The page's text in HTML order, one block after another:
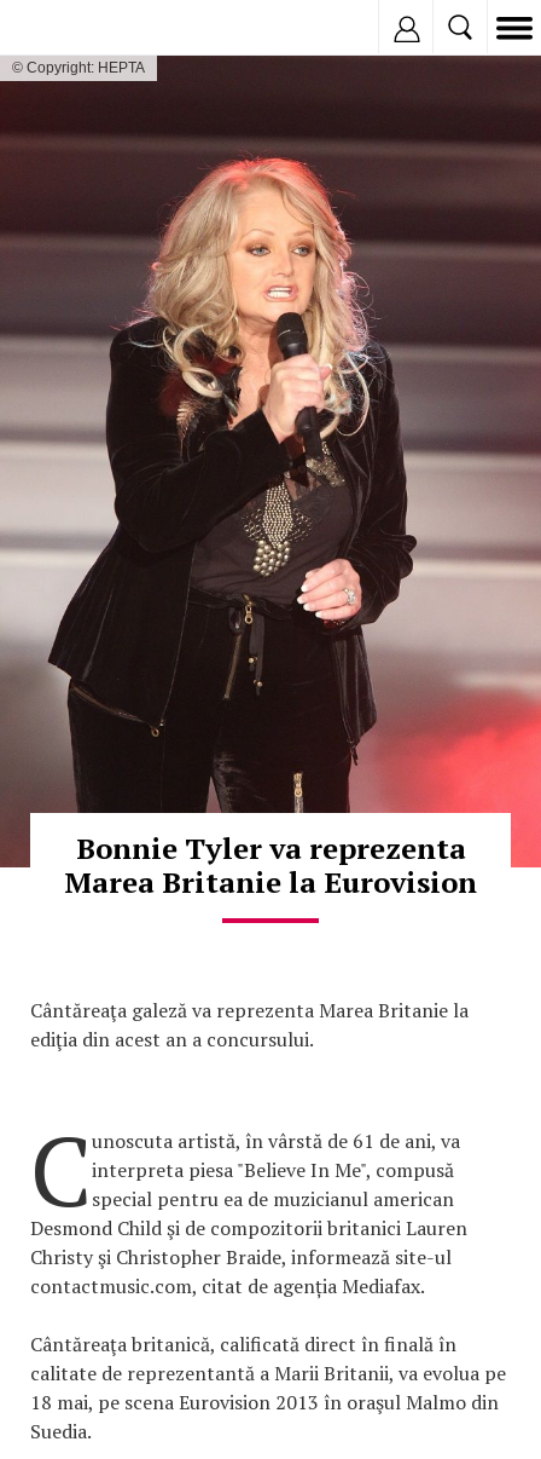
© Copyright: HEPTA
Bonnie Tyler va reprezenta
Marea Britanie la Eurovision
Cântăreaţa galeză va reprezenta Marea Britanie la
ediţia din acest an a concursului.
Cunoscuta artistă, în vârstă de 61 de ani, va
interpreta piesa "Believe In Me", compusă
special pentru ea de muzicianul american
Desmond Child şi de compozitorii britanici Lauren
Christy şi Christopher Braide, informează site-ul
contactmusic.com, citat de agenția Mediafax.
Cântăreaţa britanică, calificată direct în finală în
calitate de reprezentantă a Marii Britanii, va evolua pe
18 mai, pe scena Eurovision 2013 în oraşul Malmo din
Suedia.